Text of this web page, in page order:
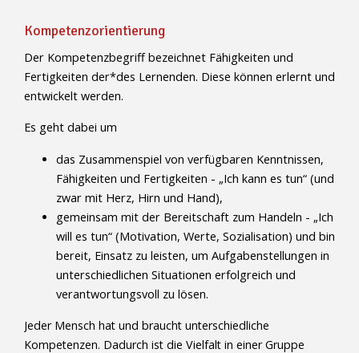
Kompetenzorientierung
Der Kompetenzbegriff bezeichnet Fähigkeiten und
Fertigkeiten der*des Lernenden. Diese können erlernt und
entwickelt werden.
Es geht dabei um
das Zusammenspiel von verfügbaren Kenntnissen,
Fähigkeiten und Fertigkeiten - „Ich kann es tun“ (und
zwar mit Herz, Hirn und Hand),
gemeinsam mit der Bereitschaft zum Handeln - „Ich
will es tun“ (Motivation, Werte, Sozialisation) und bin
bereit, Einsatz zu leisten, um Aufgabenstellungen in
unterschiedlichen Situationen erfolgreich und
verantwortungsvoll zu lösen.
Jeder Mensch hat und braucht unterschiedliche
Kompetenzen. Dadurch ist die Vielfalt in einer Gruppe